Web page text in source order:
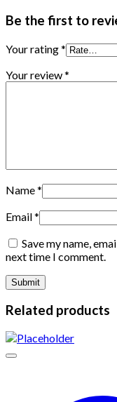
Be the first to
Your rating*
Your review*
Name*
Email*
Save my name,
next time I comment.
Related products